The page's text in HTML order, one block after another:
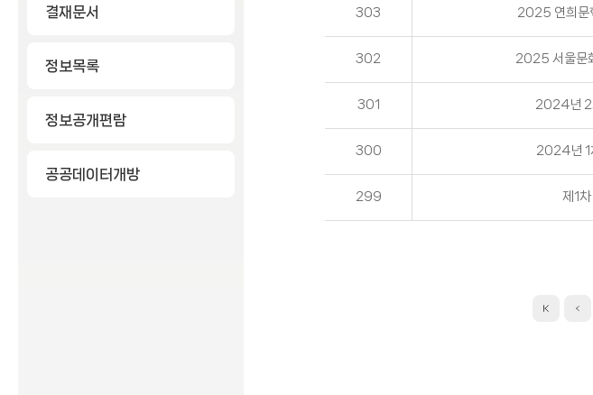
결재문서
정보목록
정보공개편람
공공데이터개방
303 2025 연희문
302 2025 서울문
301 2024년 2
300 2024년 1
299 제1